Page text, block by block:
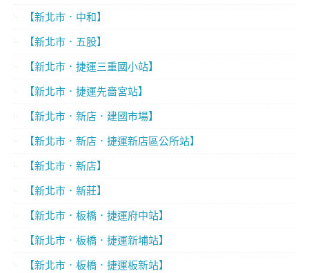
【新北市．中和】
【新北市．五股】
【新北市．捷運三重國小站】
【新北市．捷運先嗇宮站】
【新北市．新店．建國市場】
【新北市．新店．捷運新店區公所站】
【新北市．新店】
【新北市．新莊】
【新北市．板橋．捷運府中站】
【新北市．板橋．捷運新埔站】
【新北市．板橋．捷運板新站】